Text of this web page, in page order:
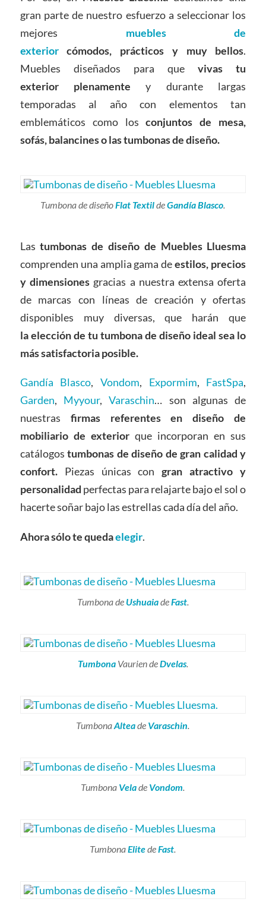
gran parte de nuestro esfuerzo a seleccionar los
mejores muebles de
exterior
cómodos, prácticos y muy bellos.
Muebles diseñados para quevivas tu
exterior plenamente y durante largas
temporadas al año con elementos tan
emblemáticos como losconjuntos de mesa,
sofás, balancines o las tumbonas de diseño.
Tumbona de diseñoFlat TextildeGandía Blasco
Lastumbonas de diseño de Muebles Lluesma
comprenden una amplia gama deestilos, precios
y dimensiones gracias a nuestra extensa oferta
de marcas con líneas de creación y ofertas
disponibles muy diversas, que harán que
la elección de tu tumbona de diseño ideal sea lo
más satisfactoria posible.
Gandía Blasco, Vondom, Expormim, FastSpa,
Garden, Myyour,Varaschin… son algunas de
nuestras firmas referentes en diseño de
mobiliario de exteriorque incorporan en sus
catálogostumbonas de diseño de gran calidad y
confort.Piezas únicas congran atractivo y
personalidad perfectas para relajarte bajo el sol o
hacerte soñar bajo las estrellas cada día del año.
Ahora sólo te quedaelegir.
Tumbona de UshuaiadeFast.
TumbonaVaurien deDvelas.
TumbonaAlteade Varaschin.
Tumbona Velade Vondom.
TumbonaElitedeFast.